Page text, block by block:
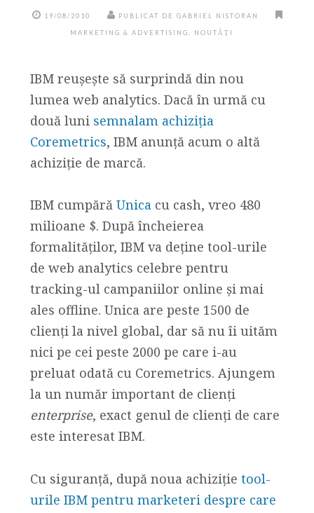
19/08/2010 PUBLICAT DE GABRIEL NISTORAN
MARKETING & ADVERTISING NOUTĂȚI
IBM reușește să surprindă din nou
lumea web analytics. Dacă în urmă cu
două luni semnalam achiziția
Coremetrics, IBM anunță acum o altă
achiziție de marcă.
IBM cumpără Unicacu cash, vreo 480
milioane $. După încheierea
formalităților, IBM va deține tool-urile
de web analytics celebre pentru
tracking-ul campaniilor online și mai
ales offline. Unica are peste 1500 de
clienți la nivel global, dar să nu îi uităm
nici pe cei peste 2000 pe care i-au
preluat odată cu Coremetrics. Ajungem
la un număr important de clienți
enterprise, exact genul de clienți de care
este interesat IBM.
Cu siguranță, după noua achiziție tool-
urile IBM pentru marketeri despre care